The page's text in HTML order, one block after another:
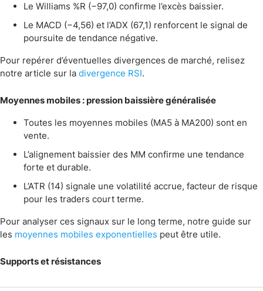
Le Williams %R (−97,0) confirme l’excès baissier.
Le MACD (−4,56) et l’ADX (67,1) renforcent le signal de
poursuite de tendance négative.
Pour repérer d’éventuelles divergences de marché, relisez
notre article sur la divergence RSI.
Moyennes mobiles : pression baissière généralisée
Toutes les moyennes mobiles (MA5 à MA200) sont en
vente.
L’alignement baissier des MM confirme une tendance
forte et durable.
L’ATR (14) signale une volatilité accrue, facteur de risque
pour les traders court terme.
Pour analyser ces signaux sur le long terme, notre guide sur
les moyennes mobiles exponentielles peut être utile.
Supports et résistances